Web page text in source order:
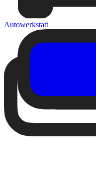
Autowerkstatt